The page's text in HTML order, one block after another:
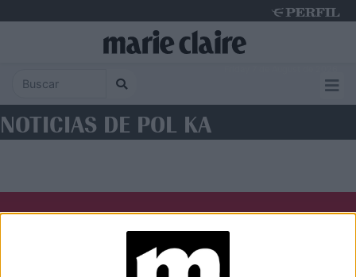
NOTICIAS DE POL KA